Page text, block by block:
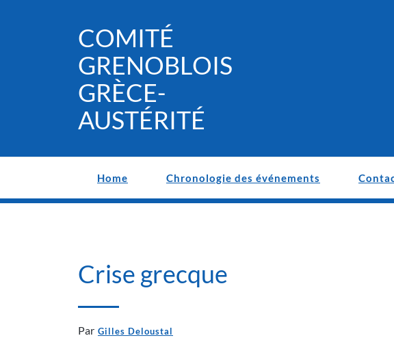
COMITÉ
GRENOBLOIS
GRÈCE-
AUSTÉRITÉ
Home Chronologie des événements
Crise grecque
Par Gilles Deloustal